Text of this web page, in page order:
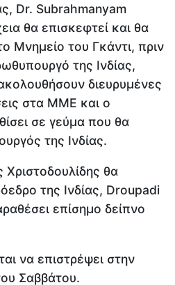
Dr. Subrahmanyam
θα επισκεφτεί και θα
Μνημείο του Γκάντι, πριν
της Ινδίας,
διευρυμένες
στα ΜΜΕ και ο
σε γεύμα που θα
της Ινδίας.
θα
της Ινδίας, Droupadi
επίσημο δείπνο
να επιστρέψει στην
Σαββάτου.